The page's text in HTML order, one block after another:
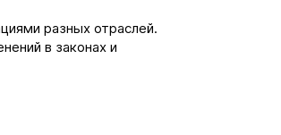
разных отраслей.
в законах и